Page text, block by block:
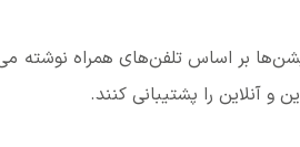
بر اساس تلفن‌های همراه نوشته
و آنلاین را پشتیبانی کنند.